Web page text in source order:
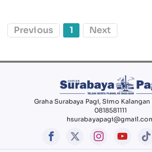
Previous 1 Next
Graha Surabaya Pagi, Simo Kalangan
0818581111